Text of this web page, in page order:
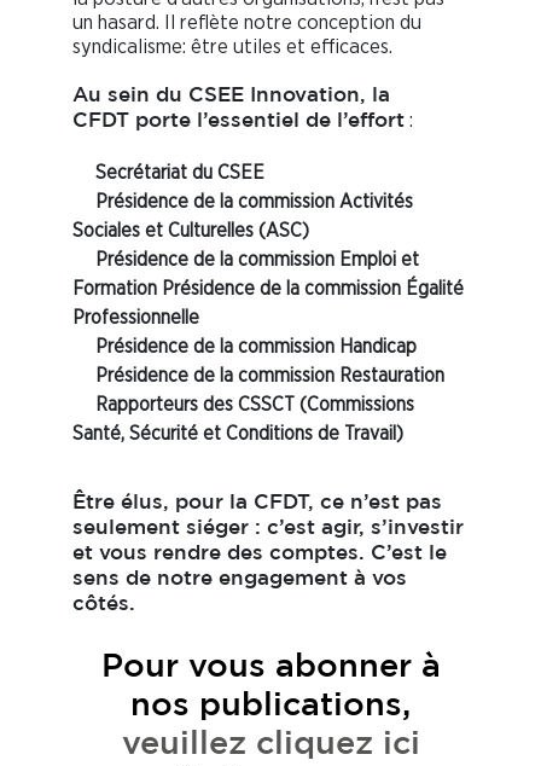
un hasard. Il reflète notre conception du
syndicalisme: être utiles et efficaces.
Au sein du CSEE Innovation, la
CFDT porte l’essentiel de l’effort :
Secrétariat du CSEE
Présidence de la commission Activités
Sociales et Culturelles (ASC)
Présidence de la commission Emploi et
Formation Présidence de la commission Égalité
Professionnelle
Présidence de la commission Handicap
Présidence de la commission Restauration
Rapporteurs des CSSCT (Commissions
Santé, Sécurité et Conditions de Travail)
Être élus, pour la CFDT, ce n’est pas
seulement siéger : c’est agir, s’investir
et vous rendre des comptes. C’est le
sens de notre engagement à vos
côtés.
Pour vous abonner à
nos publications,
veuillez cliquez ici